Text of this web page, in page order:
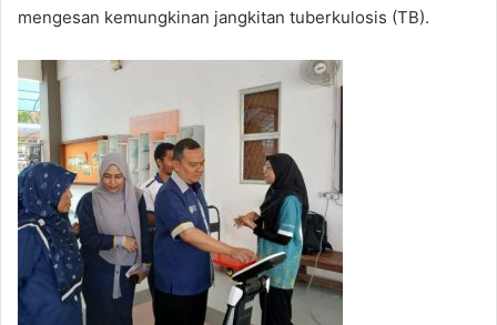
mengesan kemungkinan jangkitan tuberkulosis (TB).